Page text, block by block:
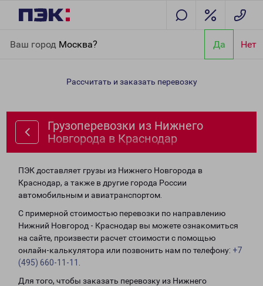
Ваш город Москва? Да Нет
в Краснодар
Рассчитать и заказать перевозку
Грузоперевозки из Нижнего
Новгорода в Краснодар
ПЭК доставляет грузы из Нижнего Новгорода в
Краснодар, а также в другие города России
автомобильным и авиатранспортом.
С примерной стоимостью перевозки по направлению
Нижний Новгород - Краснодар вы можете ознакомиться
на сайте, произвести расчет стоимости с помощью
онлайн-калькулятора или позвонить нам по телефону: +7
(495) 660-11-11
Для того, чтобы заказать перевозку из Нижнего